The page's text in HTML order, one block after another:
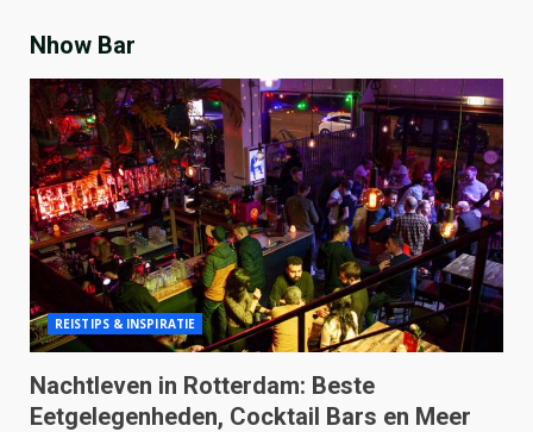
Nhow Bar
REISTIPS & INSPIRATIE
Nachtleven in Rotterdam: Beste
Eetgelegenheden, Cocktail Bars en Meer